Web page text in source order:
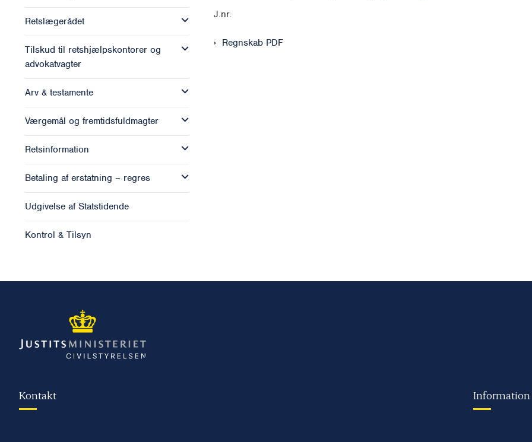
Retslægerådet
Tilskud til retshjælpskontorer og
advokatvagter
Arv & testamente
Værgemål og fremtidsfuldmagter
Retsinformation
Betaling af erstatning – regres
Udgivelse af Statstidende
Kontrol & Tilsyn
J.nr.
Regnskab PDF
Kontakt Information